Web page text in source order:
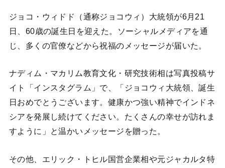
ジョコ・ウィドド（通称ジョコウィ）大統領が6月21
日、60歳の誕生日を迎えた。ソーシャルメディアを通
じ、多くの官僚などから祝福のメッセージが届いた。
ナディム・マカリム教育文化・研究技術相は写真投稿サ
イト「インスタグラム」で、「ジョコウィ大統領、誕生
日おめでとうございます。健康かつ強い精神でインドネ
シアを発展し続けてください。たくさんの幸せが訪れま
すように」と温かいメッセージを贈った。
その他、エリック・トヒル国営企業相や元ジャカルタ特